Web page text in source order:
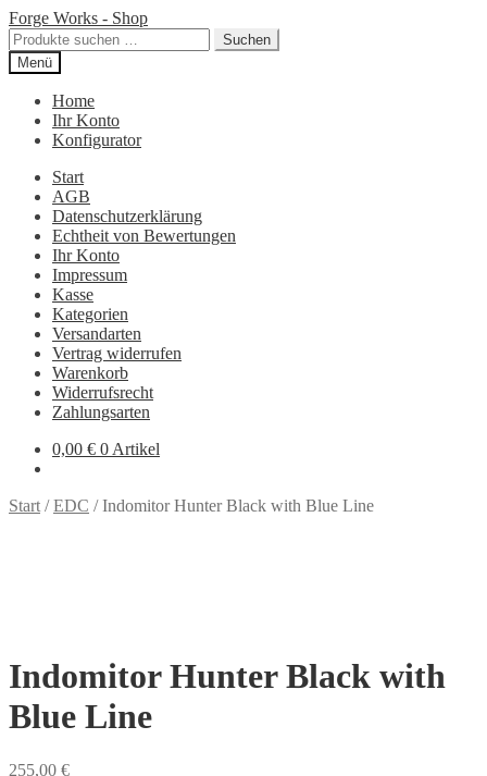
Zur
Navigation
springen
Zum
Inhalt
springen
Forge Works - Shop
Suchen
nach:
Suchen
Menü
Home
Ihr Konto
Konfigurator
Start
AGB
Datenschutzerklärung
Echtheit von Bewertungen
Ihr Konto
Impressum
Kasse
Kategorien
Versandarten
Vertrag widerrufen
Warenkorb
Widerrufsrecht
Zahlungsarten
0,00 € 0 Artikel
Start /EDC /Indomitor Hunter Black with Blue Line
Indomitor Hunter Black with
Blue Line
255,00 €